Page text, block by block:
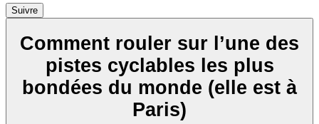
Suivre
Comment rouler sur l’une des
pistes cyclables les plus
bondées du monde (elle est à
Paris)